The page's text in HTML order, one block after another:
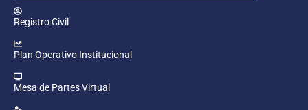
Registro Civil
Plan Operativo Institucional
Mesa de Partes Virtual